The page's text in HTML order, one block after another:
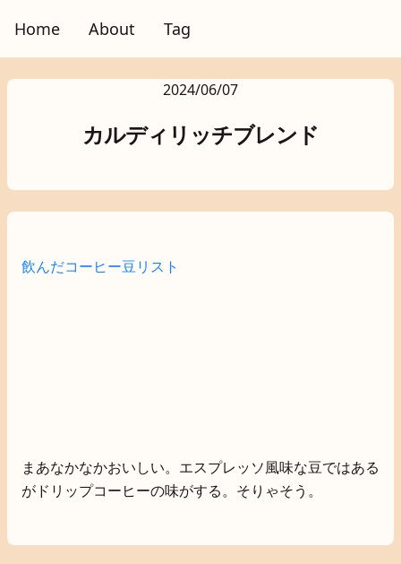
Home About Tag
2024/06/07
カルディリッチブレンド
飲んだコーヒー豆リスト
まあなかなかおいしい。エスプレッソ風味な豆ではある
がドリップコーヒーの味がする。そりゃそう。